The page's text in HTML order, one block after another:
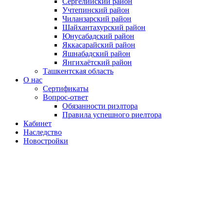
Учтепинский район
Чиланзарский район
Шайхантахурский район
Юнусабадский район
Яккасарайский район
Яшнабадский район
Янгихаётский район
Ташкентская область
О нас
Сертификаты
Вопрос-ответ
Обязанности риэлтора
Правила успешного риелтора
Кабинет
Наследство
Новостройки